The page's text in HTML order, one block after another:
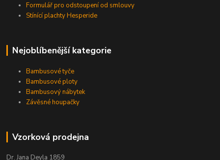
Formulář pro odstoupení od smlouvy
Stínící plachty Hesperide
Nejoblíbenější kategorie
Bambusové tyče
Bambusové ploty
Bambusový nábytek
Závěsné houpačky
Vzorková prodejna
Dr. Jana Deyla 1859